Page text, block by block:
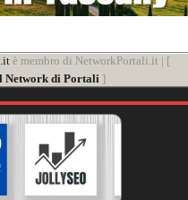
è membro di NetworkPortali.it | [
Network di Portali ]